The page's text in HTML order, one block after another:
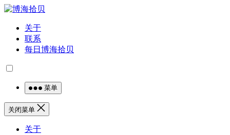
关于
联系
每日博海拾贝
菜单
关闭菜单
关于